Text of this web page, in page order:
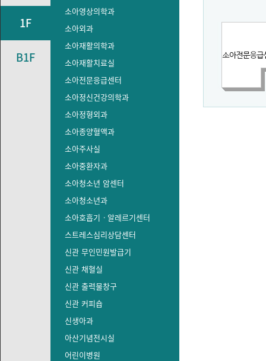
1F
B1F
소아영상의학과
소아외과
소아재활의학과
소아재활치료실
소아전문응급센터
소아정신건강의학과
소아정형외과
소아종양혈액과
소아주사실
소아중환자과
소아청소년 암센터
소아청소년과
소아호흡기ㆍ알레르기센터
스트레스심리상담센터
신관 무인민원발급기
신관 채혈실
신관 출력물창구
신관 커피숍
신생아과
아산기념전시실
어린이병원